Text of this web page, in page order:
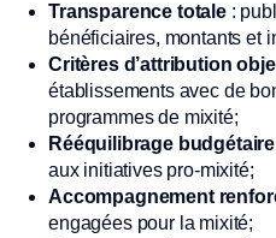
Transparence totale:
bénéficiaires, montants et
Critères d’attribution
établissements avec de
programmes de mixité;
Rééquilibrage budgétaire
aux initiatives pro-mixité;
Accompagnement
engagées pour la mixité;